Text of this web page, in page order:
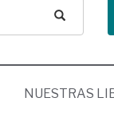
NUESTRAS